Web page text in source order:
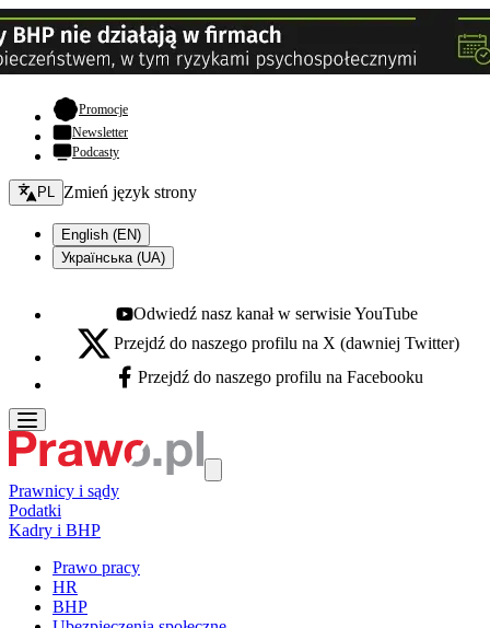
Promocje- otwiera się w nowej karcie
Newsletter
Podcasty
Zmień język - bieżący:
PL Zmień język strony
English (EN)
Українська (UA)
Youtube - otwiera się w nowej karcie
Odwiedź nasz kanał w serwisie YouTube
X - otwiera się w nowej karcie
Przejdź do naszego profilu na X (dawniej Twitter)
Facebook - otwiera się w nowej karcie
Przejdź do naszego profilu na Facebooku
Prawnicy i sądy
Podatki
Kadry i BHP
Prawo pracy
HR
BHP